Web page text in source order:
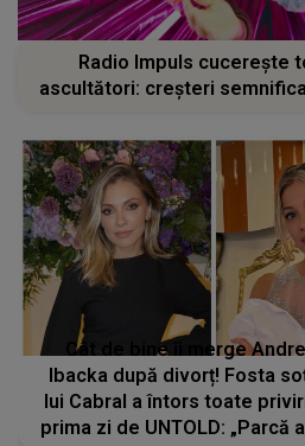
Radio Impuls cucerește
ascultători: creșteri
Cât de bine îi merge
Ibacka după divorț! Fosta
lui Cabral a întors toate
prima zi de UNTOLD: „Parcă